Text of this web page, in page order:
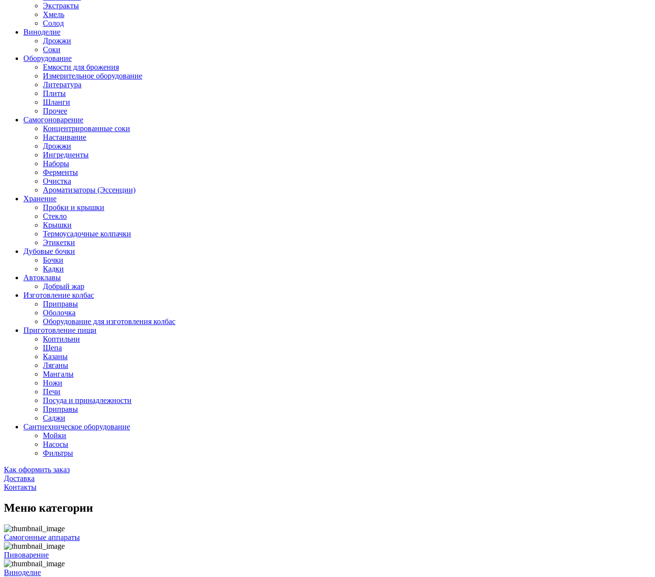
Экстракты
Хмель
Солод
Виноделие
Дрожжи
Соки
Оборудование
Емкости для брожения
Измерительное оборудование
Литература
Плиты
Шланги
Прочее
Самогоноварение
Концентрированные соки
Настаивание
Дрожжи
Ингредиенты
Наборы
Ферменты
Очистка
Ароматизаторы (Эссенции)
Хранение
Пробки и крышки
Стекло
Крышки
Термоусадочные колпачки
Этикетки
Дубовые бочки
Бочки
Кадки
Автоклавы
Добрый жар
Изготовление колбас
Приправы
Оболочка
Оборудование для изготовления колбас
Приготовление пищи
Коптильни
Щепа
Казаны
Ляганы
Мангалы
Ножи
Печи
Посуда и принадлежности
Приправы
Саджи
Сантнехническое оборудование
Мойки
Насосы
Фильтры
Как оформить заказ
Доставка
Контакты
Меню категории
Самогонные аппараты
Пивоварение
Виноделие